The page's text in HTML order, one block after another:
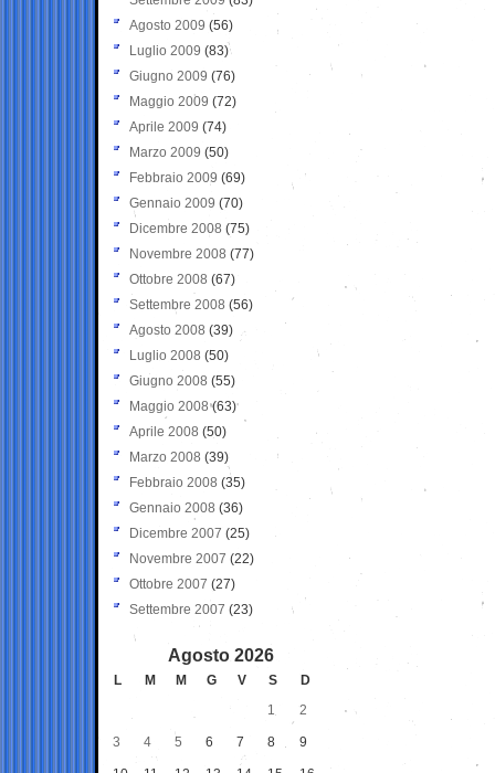
Agosto 2009 (56)
Luglio 2009 (83)
Giugno 2009 (76)
Maggio 2009 (72)
Aprile 2009 (74)
Marzo 2009 (50)
Febbraio 2009 (69)
Gennaio 2009 (70)
Dicembre 2008 (75)
Novembre 2008 (77)
Ottobre 2008 (67)
Settembre 2008 (56)
Agosto 2008 (39)
Luglio 2008 (50)
Giugno 2008 (55)
Maggio 2008(63)
Aprile 2008 (50)
Marzo 2008 (39)
Febbraio 2008 (35)
Gennaio 2008 (36)
Dicembre 2007 (25)
Novembre 2007 (22)
Ottobre 2007 (27)
Settembre 2007 (23)
Agosto 2026
L M M G V S
D
1
2
3 4 5 6 7 8 9